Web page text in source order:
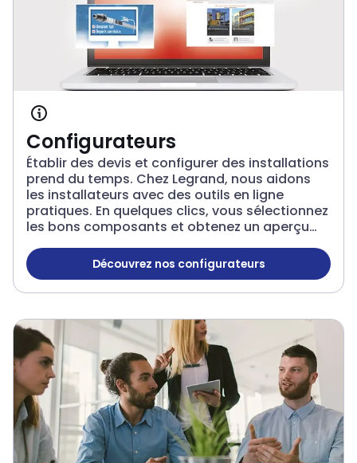
Configurateurs
Établir des devis et configurer des installations
prend du temps. Chez Legrand, nous aidons
les installateurs avec des outils en ligne
pratiques. En quelques clics, vous sélectionnez
les bons composants et obtenez un aperçu
temps et de réduire le risque d’erreurs ou de
commandes incorrectes. Essayez nos outils de
calcul dès aujourd’hui et découvrez leur facilité
Configurateurs
Découvrez nos configurateurs